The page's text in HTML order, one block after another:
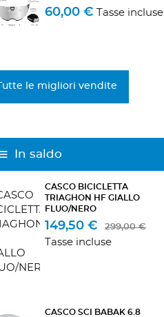
60,00 € Tasse incluse
Tutte le migliori vendite
In saldo
CASCO BICICLETTA
TRIAGHON HF GIALLO
FLUO/NERO
149,50 € 299,00 €
Tasse incluse
CASCO SCI BABAK 6.8